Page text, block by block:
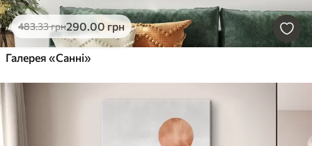
483.33грн290.00 грн
Галерея «Санні»